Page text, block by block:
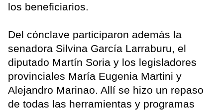
los beneficiarios.
Del cónclave participaron además la
senadora Silvina García Larraburu, el
diputado Martín Soria y los legisladores
provinciales María Eugenia Martini y
Alejandro Marinao. Allí se hizo un repaso
de todas las herramientas y programas